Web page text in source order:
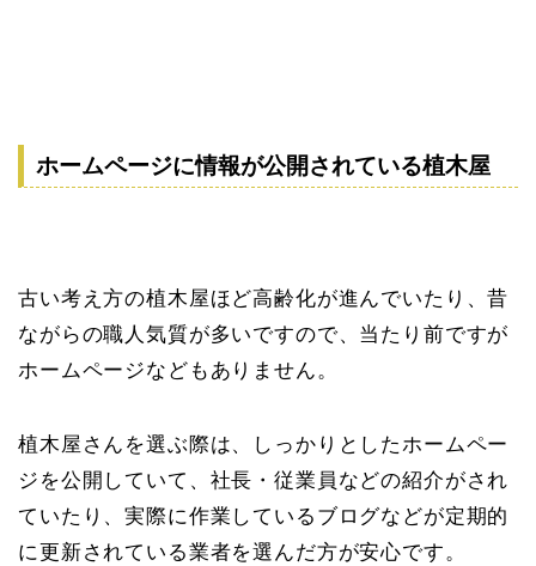
ホームページに情報が公開されている植木屋
古い考え方の植木屋ほど高齢化が進んでいたり、昔
ながらの職人気質が多いですので、当たり前ですが
ホームページなどもありません。
植木屋さんを選ぶ際は、しっかりとしたホームペー
ジを公開していて、社長・従業員などの紹介がされ
ていたり、実際に作業しているブログなどが定期的
に更新されている業者を選んだ方が安心です。